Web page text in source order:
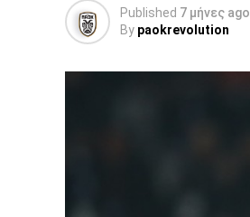
Published 7 μήνες ago
By paokrevolution